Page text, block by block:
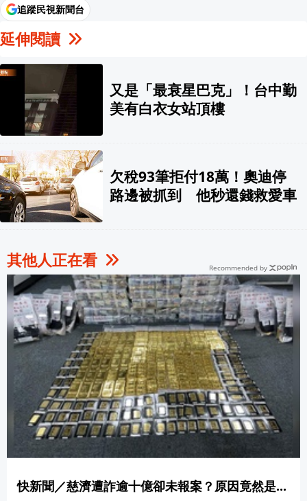
「台灣怪力男」李灝宇代打出擊！「選
【下單送$100 LINE POINTS】登入再
國民黨北市選情急了？藍議員因1事竟
颱風海豚襲沖繩致萬戶停電 中國管制台
兆基風暴擴大！北市府剛承諾保障 前董
慈濟遭詐逾十億卻未報案？原因竟然是...
慈濟遭詐10億真相大白！PTT創世神不
人倫悲劇！桃園「公公殺婆婆」手段兇
告別小熊「塞車」困境！台美混血重砲
MLB／Pederson開轟、Nimmo再見阻
追蹤民視新聞台
延伸閱讀
又是「最衰星巴克」！台中勤
美有白衣女站頂樓
欠稅93筆拒付18萬！奧迪停
路邊被抓到 他秒還錢救愛車
其他人正在看
快新聞／慈濟遭詐逾十億卻未報案？原因竟然是...
Recommended by